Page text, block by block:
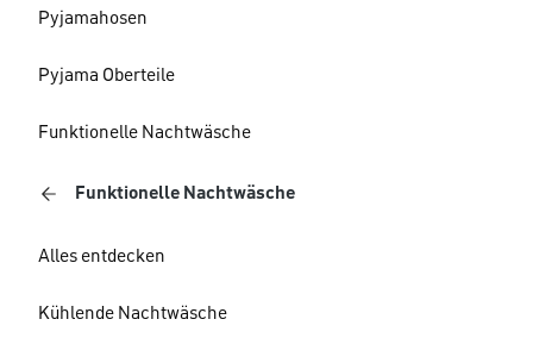
Pyjamahosen
Pyjama Oberteile
Funktionelle Nachtwäsche
Funktionelle Nachtwäsche
Alles entdecken
Kühlende Nachtwäsche